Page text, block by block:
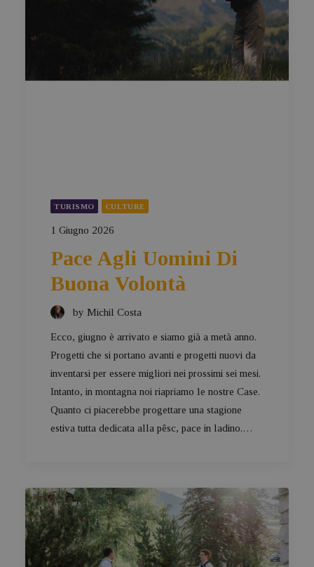
TURISMO CULTURE
1 Giugno 2026
Pace Agli Uomini Di
Buona Volontà
by Michil Costa
Ecco, giugno è arrivato e siamo già a metà anno.
Progetti che si portano avanti e progetti nuovi da
inventarsi per essere migliori nei prossimi sei mesi.
Intanto, in montagna noi riapriamo le nostre Case.
Quanto ci piacerebbe progettare una stagione
estiva tutta dedicata alla pêsc, pace in ladino.…